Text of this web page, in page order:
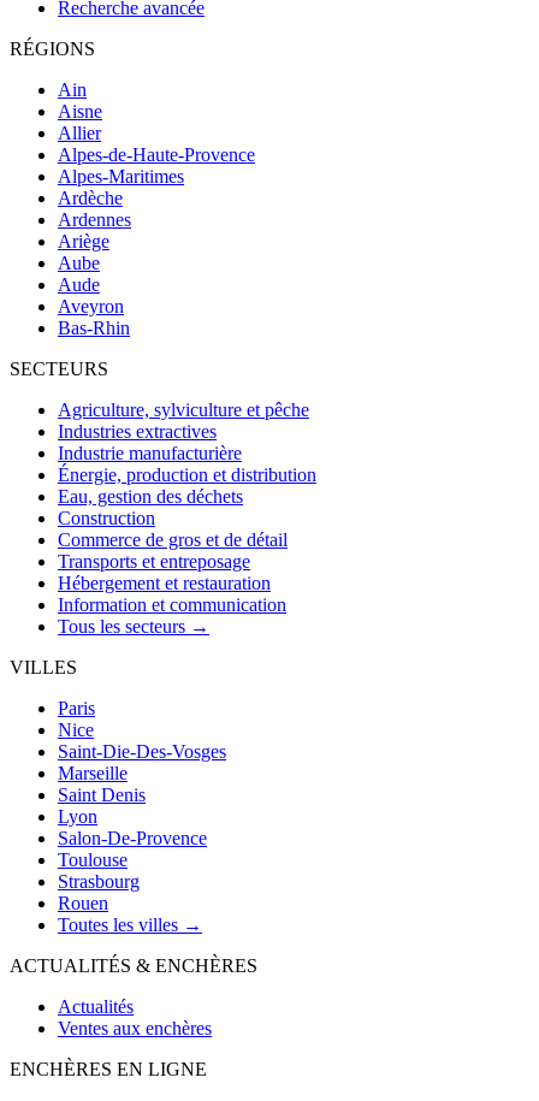
Recherche avancée
RÉGIONS
Ain
Aisne
Allier
Alpes-de-Haute-Provence
Alpes-Maritimes
Ardèche
Ardennes
Ariège
Aube
Aude
Aveyron
Bas-Rhin
SECTEURS
Agriculture, sylviculture et pêche
Industries extractives
Industrie manufacturière
Énergie, production et distribution
Eau, gestion des déchets
Construction
Commerce de gros et de détail
Transports et entreposage
Hébergement et restauration
Information et communication
Tous les secteurs →
VILLES
Paris
Nice
Saint-Die-Des-Vosges
Marseille
Saint Denis
Lyon
Salon-De-Provence
Toulouse
Strasbourg
Rouen
Toutes les villes →
ACTUALITÉS & ENCHÈRES
Actualités
Ventes aux enchères
ENCHÈRES EN LIGNE